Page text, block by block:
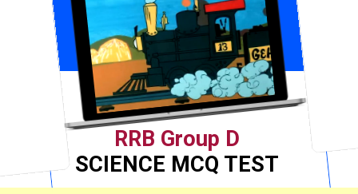
RRB Group D
SCIENCE MCQ TEST